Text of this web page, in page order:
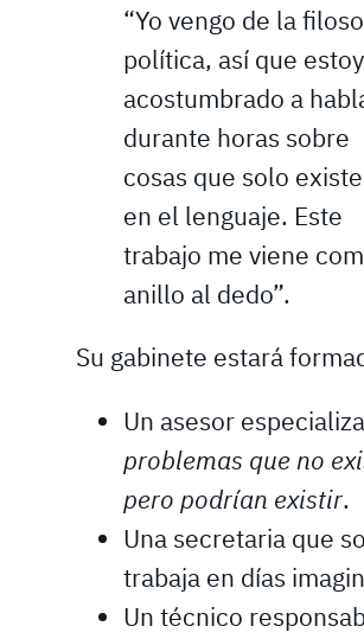
“Yo vengo de la
política, así que estoy
acostumbrado a
durante horas sobre
cosas que solo
en el lenguaje. Este
trabajo me viene
anillo al dedo”.
Su gabinete estará
Un asesor
problemas que no
pero podrían existir.
Una secretaria que
trabaja en días
Un técnico